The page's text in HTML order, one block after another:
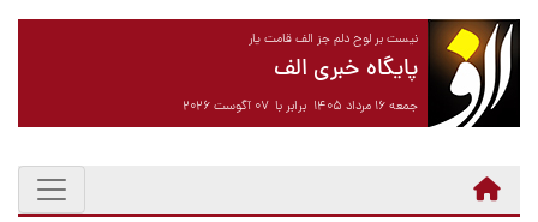
نیست بر لوح دلم جز الف قامت یار
پایگاه خبری الف
جمعه ۱۶ مرداد ۱۴۰۵ برابر با ۰۷ آگوست ۲۰۲۶